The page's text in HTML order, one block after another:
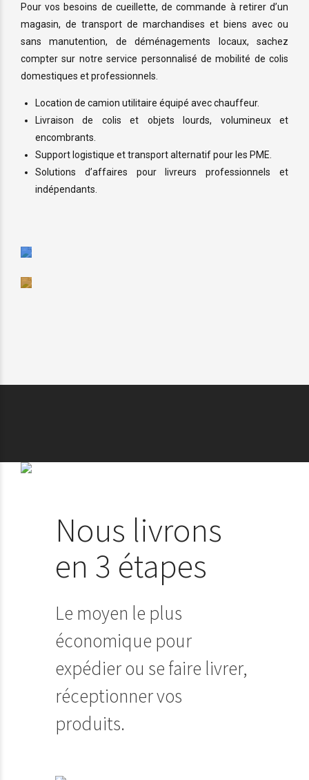
Pour vos besoins de cueillette, de commande à retirer d’un
magasin, de transport de marchandises et biens avec ou
sans manutention, de déménagements locaux, sachez
compter sur notre service personnalisé de mobilité de colis
domestiques et professionnels.
Location de camion utilitaire équipé avec chauffeur.
Livraison de colis et objets lourds, volumineux et
encombrants.
Support logistique et transport alternatif pour les PME.
Solutions d’affaires pour livreurs professionnels et
indépendants.
confiance
car
elles
savent
peuvent
compter
sur
notre
professionnalisme
satisfaits
de
nos
services
car
nous
prenons
soins
de
leurs
Nous livrons
en 3 étapes
Le moyen le plus
économique pour
expédier ou se faire livrer,
réceptionner vos
produits.